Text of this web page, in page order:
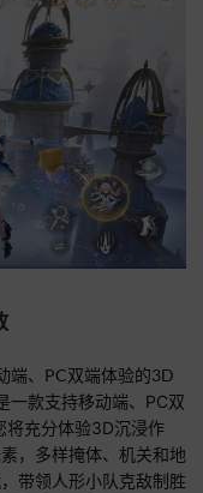
端、PC双端体验的3D
一款支持移动端、PC双
将充分体验3D沉浸作
，多样掩体、机关和地
带领人形小队克敌制胜